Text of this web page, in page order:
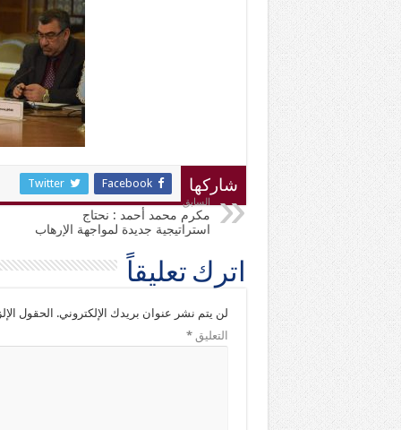
شاركها Facebook
Twitter
السابق
مكرم محمد أحمد : نحتاج
استراتيجية جديدة لمواجهة الإرهاب
اترك تعليقاً
لن يتم نشر عنوان بريدك الإلكتروني. الحقول
التعليق*